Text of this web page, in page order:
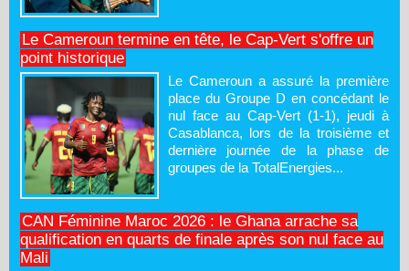
Le Cameroun termine en tête, le Cap-Vert s'offre un
point historique
Le Cameroun a assuré la première
place du Groupe D en concédant le
nul face au Cap-Vert (1-1), jeudi à
Casablanca, lors de la troisième et
dernière journée de la phase de
groupes de la TotalEnergies...
CAN Féminine Maroc 2026 : le Ghana arrache sa
qualification en quarts de finale après son nul face au
Mali